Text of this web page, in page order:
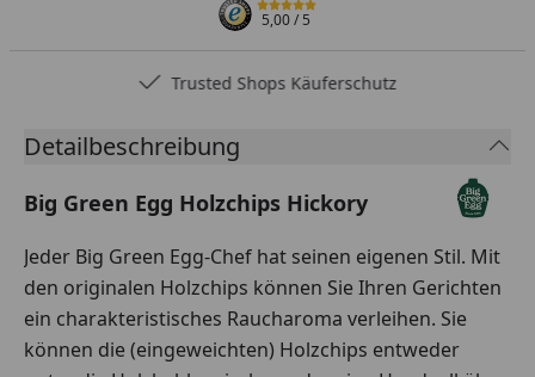
5,00/ 5
Trusted Shops Käuferschutz
Detailbeschreibung
Big Green Egg Holzchips Hickory
Jeder Big Green Egg-Chef hat seinen eigenen Stil. Mit
den originalen Holzchips können Sie Ihren Gerichten
ein charakteristisches Raucharoma verleihen. Sie
können die (eingeweichten) Holzchips entweder